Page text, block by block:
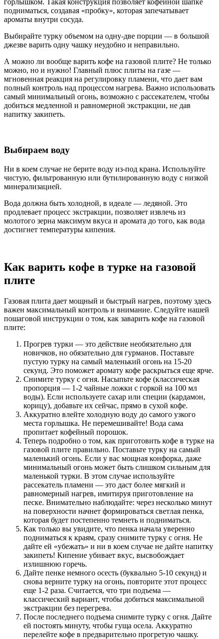
горлышком. Такая конструкция позволяет кофейной шапке
подниматься, создавая «пробку», которая запечатывает
ароматы внутри сосуда.
Выбирайте турку объемом на одну-две порции — в большой
джезве варить одну чашку неудобно и неправильно.
А можно ли вообще варить кофе на газовой плите? Не только
можно, но и нужно! Главный плюс плиты на газе —
мгновенная реакция на регулировку пламени, что дает вам
полный контроль над процессом нагрева. Важно использовать
самый минимальный огонь, возможно с рассекателем, чтобы
добиться медленной и равномерной экстракции, не дав
напитку закипеть.
Выбираем воду
Ни в коем случае не берите воду из-под крана. Используйте
чистую, фильтрованную или бутилированную воду с низкой
минерализацией.
Вода должна быть холодной, в идеале — ледяной. Это
продлевает процесс экстракции, позволяет извлечь из
молотого зерна максимум вкуса и аромата до того, как вода
достигнет температуры кипения.
Как варить кофе в турке на газовой
плите
Газовая плита дает мощный и быстрый нагрев, поэтому здесь
важен максимальный контроль и внимание. Следуйте нашей
пошаговой инструкции о том, как заварить кофе на газовой
плите:
Прогрев турки — это действие необязательно для
новичков, но обязательно для гурманов. Поставьте
пустую турку на самый маленький огонь на 15-20
секунд. Это поможет аромату кофе раскрыться еще ярче.
Снимите турку с огня. Насыпьте кофе (классическая
пропорция — 1-2 чайные ложки с горкой на 100 мл
воды). Если используете сахар или специи (кардамон,
корицу), добавьте их сейчас, прямо в сухой кофе.
Аккуратно влейте холодную воду до самого узкого
места горлышка. Не перемешивайте! Вода сама
пропитает кофейный порошок.
Теперь подробно о том, как приготовить кофе в турке на
газовой плите правильно. Поставьте турку на самый
маленький огонь. Если у вас мощная конфорка, даже
минимальный огонь может быть слишком сильным для
маленькой турки. В этом случае используйте
рассекатель пламени — это даст более мягкий и
равномерный нагрев, имитируя приготовление на
песке. Внимательно наблюдайте: через несколько минут
на поверхности начнет формироваться светлая пенка,
которая будет постепенно темнеть и подниматься.
Как только вы увидите, что пенка начала уверенно
подниматься к краям, сразу снимите турку с огня. Не
дайте ей «убежать» и ни в коем случае не дайте напитку
закипеть! Кипение убивает вкус, высвобождает
излишнюю горечь.
Дайте пенке немного осесть (буквально 5-10 секунд) и
снова верните турку на огонь, повторите этот процесс
еще 1-2 раза. Считается, что три подъема —
классический вариант, чтобы добиться максимальной
экстракции без перегрева.
После последнего подъема снимите турку с огня. Дайте
ей постоять минуту, чтобы гуща осела. Аккуратно
перелейте кофе в предварительно прогретую чашку.